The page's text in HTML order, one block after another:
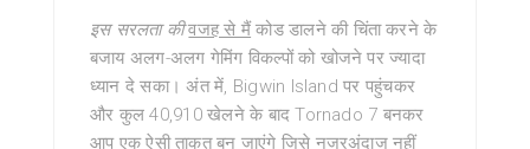
इस सरलता की वजह से मैं कोड डालने की चिंता करने के
बजाय अलग-अलग गेमिंग विकल्पों को खोजने पर ज्यादा
ध्यान दे सका। अंत में, Bigwin Island पर पहुंचकर
और कुल 40,910 खेलने के बाद Tornado 7 बनकर
आप एक ऐसी ताकत बन जाएंगे जिसे नजरअंदाज नहीं